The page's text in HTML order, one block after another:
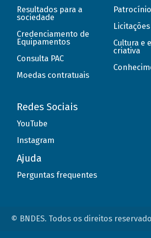
Resultados para a
sociedade
Credenciamento de
Equipamentos
Consulta PAC
Moedas contratuais
Licitações
Cultura e
criativa
Redes Sociais
YouTube
Instagram
Ajuda
Perguntas frequentes
© BNDES. Todos os direitos